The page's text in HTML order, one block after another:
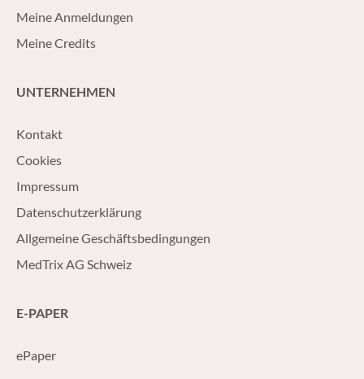
Meine Anmeldungen
Meine Credits
UNTERNEHMEN
Kontakt
Cookies
Impressum
Datenschutzerklärung
Allgemeine Geschäftsbedingungen
MedTrix AG Schweiz
E-PAPER
ePaper